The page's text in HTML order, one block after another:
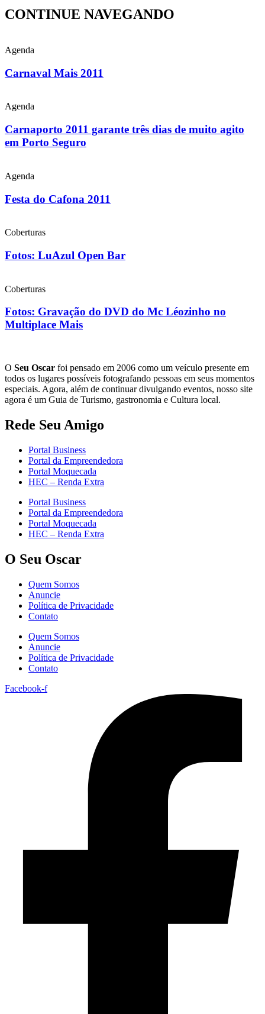
CONTINUE NAVEGANDO
Agenda
Carnaval Mais 2011
Agenda
Carnaporto 2011 garante três dias de muito agito
em Porto Seguro
Agenda
Festa do Cafona 2011
Coberturas
Fotos: LuAzul Open Bar
Coberturas
Fotos: Gravação do DVD do Mc Léozinho no
Multiplace Mais
O Seu Oscar foi pensado em 2006 como um veículo presente em
todos os lugares possíveis fotografando pessoas em seus momentos
especiais. Agora, além de continuar divulgando eventos, nosso site
agora é um Guia de Turismo, gastronomia e Cultura local.
Rede Seu Amigo
Portal Business
Portal da Empreendedora
Portal Moquecada
HEC – Renda Extra
Portal Business
Portal da Empreendedora
Portal Moquecada
HEC – Renda Extra
O Seu Oscar
Quem Somos
Anuncie
Política de Privacidade
Contato
Quem Somos
Anuncie
Política de Privacidade
Contato
Facebook-f